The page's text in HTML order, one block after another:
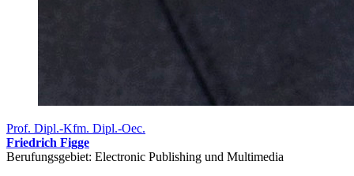
Prof. Dipl.-Kfm. Dipl.-Oec.
Friedrich Figge
Berufungsgebiet: Electronic Publishing und Multimedia